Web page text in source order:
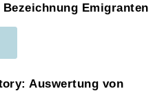
Emigranten
Auswertung von